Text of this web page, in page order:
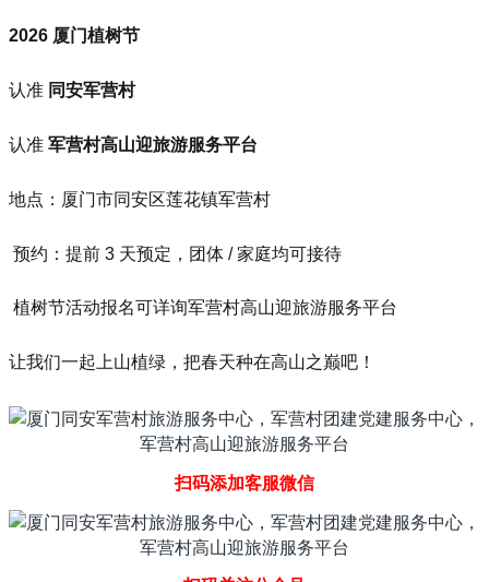
2026 厦门植树节
认准 同安军营村
认准 军营村高山迎旅游服务平台
地点：厦门市同安区莲花镇军营村
预约：提前 3 天预定，团体 / 家庭均可接待
植树节活动报名可详询军营村高山迎旅游服务平台
让我们一起上山植绿，把春天种在高山之巅吧！
扫码添加客服微信